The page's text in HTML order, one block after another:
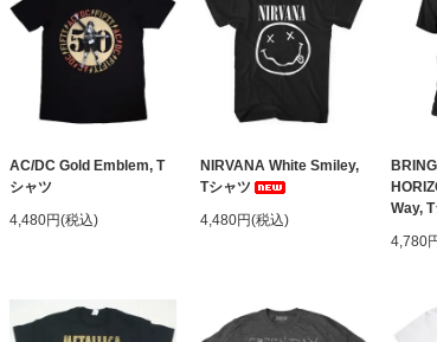
AC/DC Gold Emblem, T
シャツ
4,480円(税込)
NIRVANA White Smiley,
Tシャツ
4,480円(税込)
Way,
4,780